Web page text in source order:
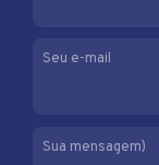
Seu e-mail
Sua mensagem)